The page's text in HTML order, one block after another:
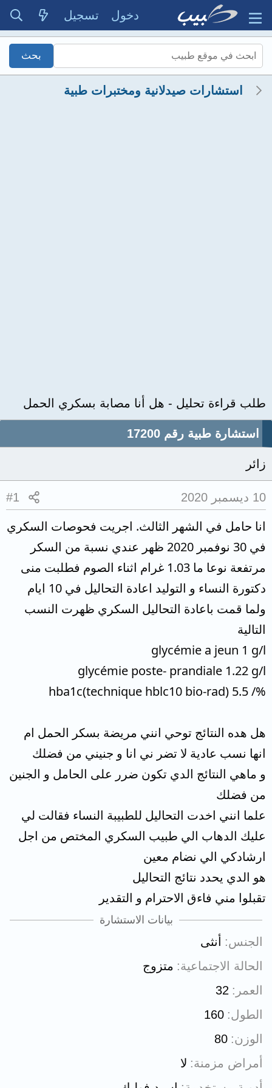
دخول تسجيل
استشارات صيدلانية ومختبرات طبية
طلب قراءة تحليل - هل أنا مصابة بسكري الحمل
استشارة طبية رقم 17200
زائر
10 ديسمبر 2020 #1
انا حامل في الشهر الثالث. اجريت فحوصات السكري
في 30 نوفمبر 2020 ظهر عندي نسبة من السكر
مرتفعة نوعا ما 1.03 غرام اثناء الصوم فطلبت منى
دكتورة النساء و التوليد اعادة التحاليل في 10 ايام
ولما قمت باعادة التحاليل السكري ظهرت النسب
التالية
glycémie a jeun 1 g/l
glycémie poste- prandiale 1.22 g/l
%/ 5.5 (hba1c(technique hblc10 bio-rad
هل هده النتائج توحي انني مريضة بسكر الحمل ام
انها نسب عادية لا تضر ني انا و جنيني من فضلك
و ماهي النتائج الدي تكون ضرر على الحامل و الجنين
من فضلك
علما انني اخدت التحاليل للطبيبة النساء فقالت لي
عليك الدهاب الي طبيب السكري المختص من اجل
ارشادكي الي نضام معين
هو الدي يحدد نتائج التحاليل
تقبلوا مني فاءق الاحترام و التقدير
بيانات الاستشارة
الجنس
أنثى
الحالة الاجتماعية
متزوج
العمر
32
الطول 160
الوزن 80
أمراض مزمنة لا